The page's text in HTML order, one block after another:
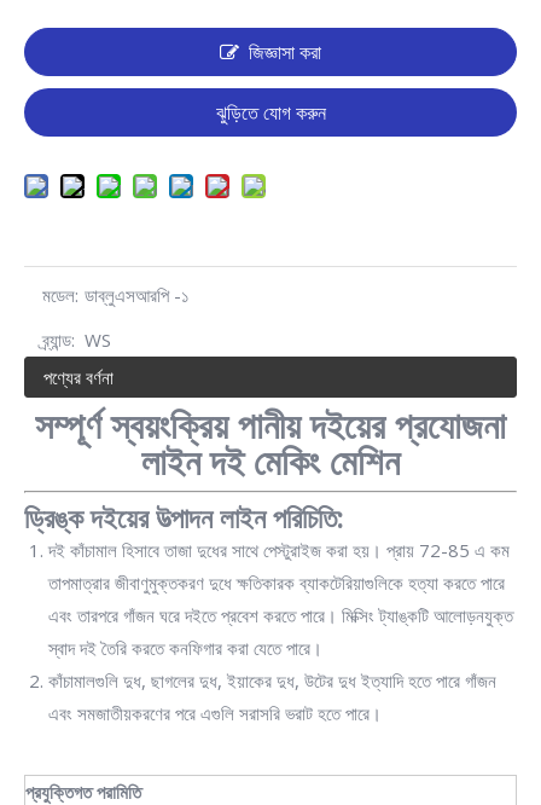
জিজ্ঞাসা করা
ঝুড়িতে যোগ করুন
মডেল: ডাব্লুএসআরপি -১
ব্র্যান্ড: WS
পণ্যের বর্ণনা
সম্পূর্ণ স্বয়ংক্রিয় পানীয় দইয়ের প্রযোজনা
লাইন দই মেকিং মেশিন
ড্রিঙ্ক দইয়ের উত্পাদন লাইন পরিচিতি:
দই কাঁচামাল হিসাবে তাজা দুধের সাথে পেস্টুরাইজ করা হয়। প্রায় 72-85 এ কম
তাপমাত্রার জীবাণুমুক্তকরণ দুধে ক্ষতিকারক ব্যাকটেরিয়াগুলিকে হত্যা করতে পারে
এবং তারপরে গাঁজন ঘরে দইতে প্রবেশ করতে পারে। মিক্সিং ট্যাঙ্কটি আলোড়নযুক্ত
স্বাদ দই তৈরি করতে কনফিগার করা যেতে পারে।
কাঁচামালগুলি দুধ, ছাগলের দুধ, ইয়াকের দুধ, উটের দুধ ইত্যাদি হতে পারে গাঁজন
এবং সমজাতীয়করণের পরে এগুলি সরাসরি ভরাট হতে পারে।
প্রযুক্তিগত পরামিতি